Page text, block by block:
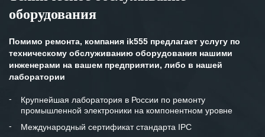
оборудования
Помимо ремонта, компания ik555 предлагает услугу по
техническому обслуживанию оборудования нашими
инженерами на вашем предприятии, либо в нашей
лаборатории
Крупнейшая лаборатория в России по ремонту
промышленной электроники на компонентном уровне
Международный сертификат стандарта IPC